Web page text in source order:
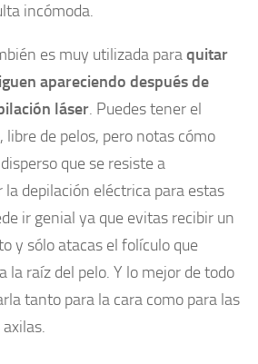
incómoda.
es muy utilizada paraquitar
apareciendo después de
láser. Puedes tener el
libre de pelos, pero notas cómo
que se resiste a
la depilación eléctrica para estas
ir genial ya que evitas recibir un
y sólo atacas el folículo que
la raíz del pelo. Y lo mejor de todo
tanto para la cara como para las